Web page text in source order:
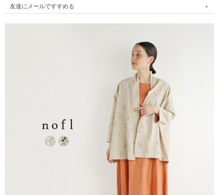
友達にメールですすめる